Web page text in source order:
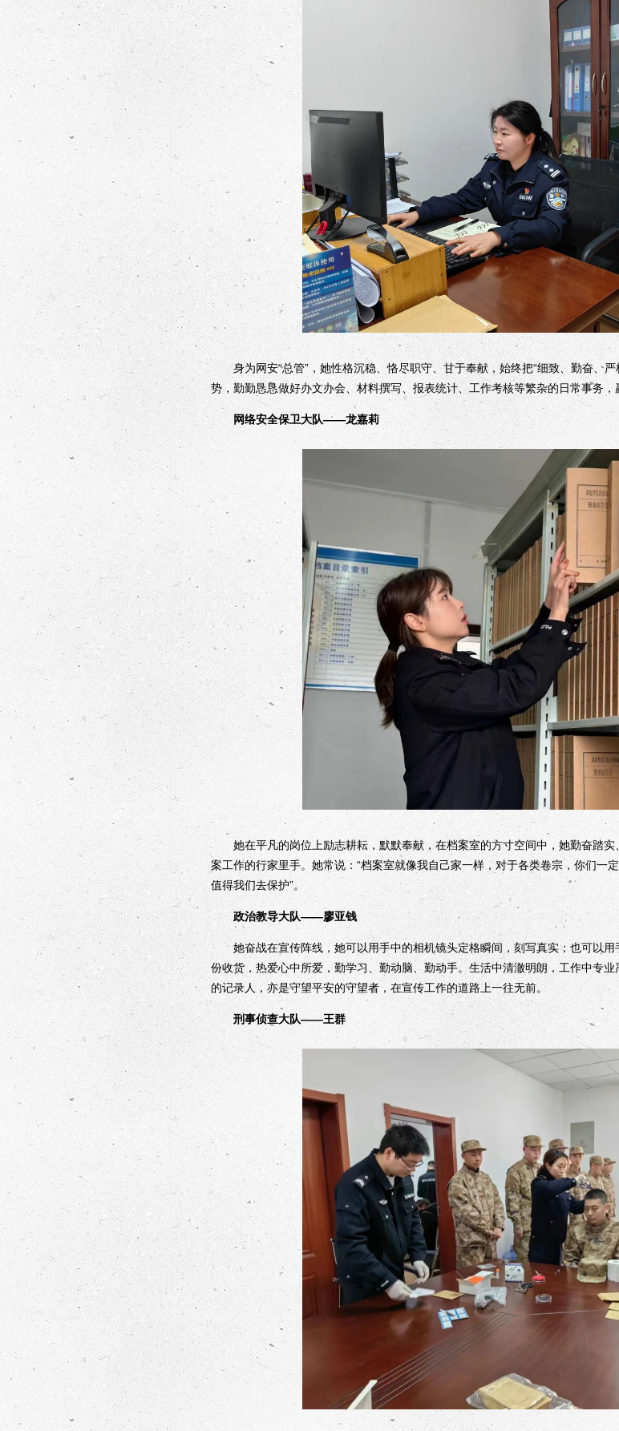
身为网安“总管”，她性格沉稳、恪尽职守、甘于奉献，始终把“细致、勤奋、严
势，勤勤恳恳做好办文办会、材料撰写、报表统计、工作考核等繁杂的日常事务，
网络安全保卫大队——龙嘉莉
她在平凡的岗位上励志耕耘，默默奉献，在档案室的方寸空间中，她勤奋踏实
案工作的行家里手。她常说：“档案室就像我自己家一样，对于各类卷宗，你们一
值得我们去保护”。
政治教导大队——廖亚钱
她奋战在宣传阵线，她可以用手中的相机镜头定格瞬间，刻写真实；也可以用
份收货，热爱心中所爱，勤学习、勤动脑、勤动手。生活中清澈明朗，工作中专
的记录人，亦是守望平安的守望者，在宣传工作的道路上一往无前。
刑事侦查大队——王群